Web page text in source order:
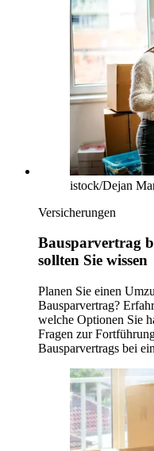
istock/Dejan
Versicherungen
Bausparvertrag
sollten Sie wissen
Planen Sie einen
Bausparvertrag?
welche Optionen Sie
Fragen zur
Bausparvertrags bei